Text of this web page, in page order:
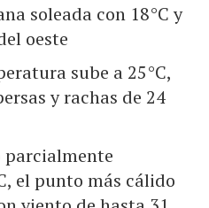
soleada con 18°C y
oeste
sube a 25°C,
y rachas de 24
parcialmente
el punto más cálido